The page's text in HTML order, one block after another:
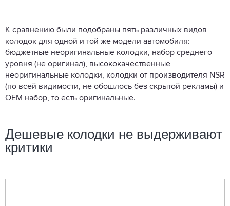
К сравнению были подобраны пять различных видов
колодок для одной и той же модели автомобиля:
бюджетные неоригинальные колодки, набор среднего
уровня (не оригинал), высококачественные
неоригинальные колодки, колодки от производителя NSR
(по всей видимости, не обошлось без скрытой рекламы) и
ОЕМ набор, то есть оригинальные.
Дешевые колодки не выдерживают
критики